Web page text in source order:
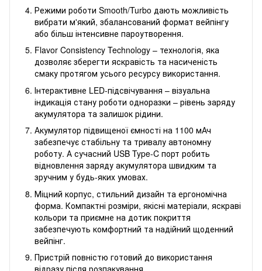
Режими роботи Smooth/Turbo дають можливість
вибрати м'який, збалансований формат вейпінгу
або більш інтенсивне пароутворення.
Flavor Consistency Technology – технологія, яка
дозволяє зберегти яскравість та насиченість
смаку протягом усього ресурсу використання.
Інтерактивне LED-підсвічування – візуальна
індикація стану роботи одноразки – рівень заряду
акумулятора та залишок рідини.
Акумулятор підвищеної ємності на 1100 мАч
забезпечує стабільну та тривалу автономну
роботу. А сучасний USB Type-C порт робить
відновлення заряду акумулятора швидким та
зручним у будь-яких умовах.
Міцний корпус, стильний дизайн та ергономічна
форма. Компактні розміри, якісні матеріали, яскраві
кольори та приємне на дотик покриття
забезпечують комфортний та надійний щоденний
вейпінг.
Пристрій повністю готовий до використання
відразу після розпакування.